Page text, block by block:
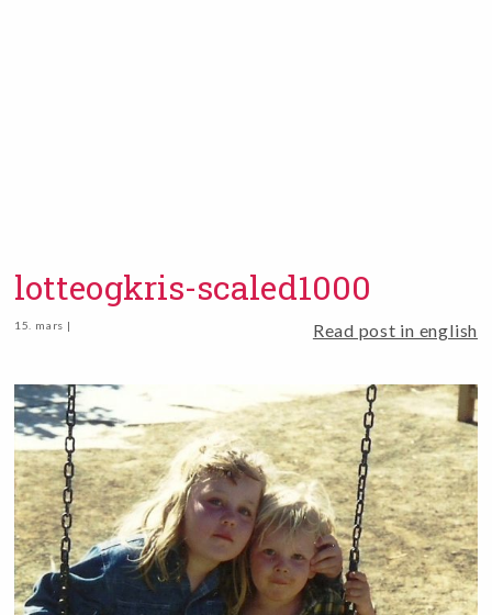
lotteogkris-scaled1000
15. mars | Read post in english